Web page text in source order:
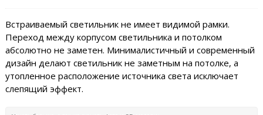
Встраиваемый светильник не имеет видимой рамки.
Переход между корпусом светильника и потолком
абсолютно не заметен. Минималистичный и современный
дизайн делают светильник не заметным на потолке, а
утопленное расположение источника света исключает
слепящий эффект.